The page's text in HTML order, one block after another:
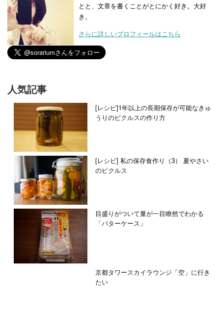
とと、文章を書くことがとにかく好き。大好
き。
さらに詳しいプロフィールはこちら
人気記事
[レシピ]1年以上の長期保存が可能なきゅ
うりのピクルスの作り方
[レシピ] 私の保存食作り（3） 夏やさい
のピクルス
目盛りがついて量が一目瞭然でわかる
「バターケース」
京都タワースカイラウンジ「空」に行き
たい